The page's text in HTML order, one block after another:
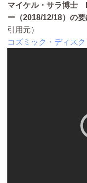
マイケル・サラ博士
ー（2018/12/18）の要
引用元）
コズミック・ディス